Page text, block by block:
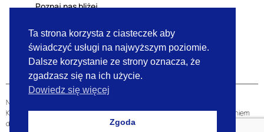
Poznaj nas bliżej
Polityka prywatności
Lista mailingowa
Niniejsza strona internetowa nie stanowi oferty w rozumieniu przepisów
Kodeksu Cywilnego oraz innych właściwych przepisów, lecz jest zaproszeniem
do zawarcia umowy w rozumieniu art. 71 kodeksu Cywilnego. Zawarte w
Ta strona korzysta z ciasteczek aby
świadczyć usługi na najwyższym poziomie.
Dalsze korzystanie ze strony oznacza, że
zgadzasz się na ich użycie.
Dowiedz się więcej
Zgoda